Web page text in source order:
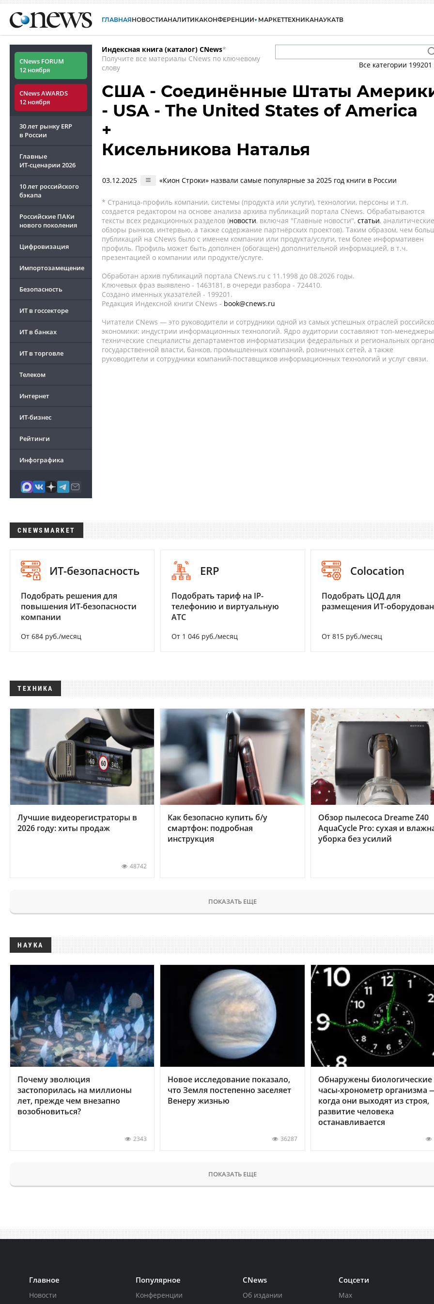
ГЛАВНАЯНОВОСТИАНАЛИТИКАКОНФЕРЕНЦИИ МАРКЕТТЕХНИКАНАУКАТВ
CNews FORUM
12 ноября
CNews AWARDS
12 ноября
30 лет рынку ERP
в России
Главные
ИТ-сценарии 2026
10 лет российского
бэкапа
Российские ПАКи
нового поколения
Цифровизация
Импортозамещение
Безопасность
ИТ в госсекторе
ИТ в банках
ИТ в торговле
Телеком
Интернет
ИТ-бизнес
Рейтинги
Инфографика
Индексная книга (каталог) CNews*
Получите все материалы CNews по ключевому
слову
Все категории 199201
США - Соединённые Штаты
- USA - The United States of America
+
Кисельникова Наталья
03.12.2025 «Кион Строки» назвали самые популярные за 2025 год книги в России
* Страница-профиль компании, системы (продукта или услуги), технологии, персоны и т.п.
создается редактором на основе анализа архива публикаций портала CNews. Обрабатываются
тексты всех редакционных разделов (новости, включая "Главные новости", статьи, аналитические
обзоры рынков, интервью, а также содержание партнёрских проектов). Таким образом, чем
публикаций на CNews было с именем компании или продукта/услуги, тем более информативен
профиль. Профиль может быть дополнен (обогащен) дополнительной информацией, в т.ч.
презентацией о компании или продукте/услуге.
Обработан архив публикаций портала CNews.ru c 11.1998 до 08.2026 годы.
Ключевых фраз выявлено - 1463181, в очереди разбора - 724410.
Создано именных указателей - 199201.
Редакция Индексной книги CNews - book@cnews.ru
Читатели CNews — это руководители и сотрудники одной из самых успешных отраслей
экономики: индустрии информационных технологий. Ядро аудитории составляют топ-
технические специалисты департаментов информатизации федеральных и региональных
государственной власти, банков, промышленных компаний, розничных сетей, а также
руководители и сотрудники компаний-поставщиков информационных технологий и услуг связи.
CNEWSMARKET
ИТ-безопасность
Подобрать решения для
повышения ИТ-безопасности
компании
От 684 руб./месяц
ERP
Подобрать тариф на IP-
телефонию и виртуальную
АТС
От 1 046 руб./месяц
Colocation
Подобрать ЦОД для
размещения ИТ-
От 815 руб./месяц
ТЕХНИКА
Лучшие видеорегистраторы в
2026 году: хиты продаж
48742
Как безопасно купить б/у
смартфон: подробная
инструкция
Обзор пылесоса Dreame Z40
AquaCycle Pro: сухая и
уборка без усилий
ПОКАЗАТЬ ЕЩЕ
НАУКА
Почему эволюция
застопорилась на миллионы
лет, прежде чем внезапно
возобновиться?
2343
Новое исследование показало,
что Земля постепенно заселяет
Венеру жизнью
36287
Обнаружены биологические
часы-хронометр организма
когда они выходят из строя,
развитие человека
останавливается
ПОКАЗАТЬ ЕЩЕ
Главное
Новости
Популярное
Конференции
CNews
Об издании
Соцсети
Max